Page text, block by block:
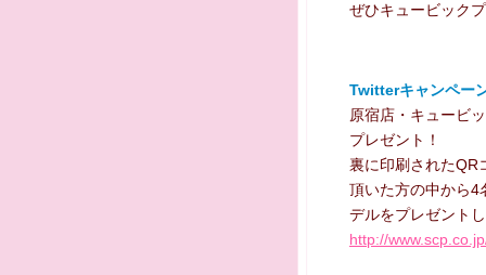
ぜひキュービック
Twitterキャンペー
原宿店・キュービ
プレゼント！
裏に印刷されたQR
頂いた方の中から4
デルをプレゼント
http://